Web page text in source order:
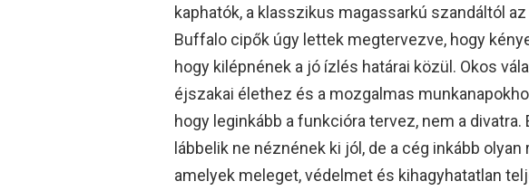
kaphatók, a klasszikus magassarkú szandáltól
Buffalo cipők úgy lettek megtervezve, hogy
hogy kilépnének a jó ízlés határai közül. Okos
éjszakai élethez és a mozgalmas
hogy leginkább a funkcióra tervez, nem a
lábbelik ne néznének ki jól, de a cég inkább
amelyek meleget, védelmet és kihagyhatatlan